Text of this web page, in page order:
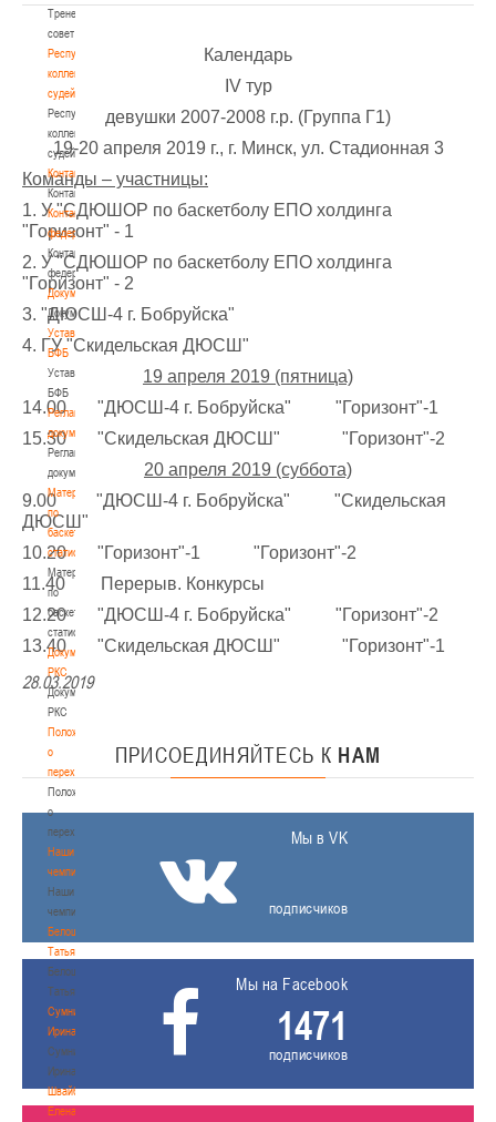
Тренерский
совет
Республиканская
коллегия
судей
Республиканская
коллегия
судей
Контакты
Контакты
Контакты
федерации
Контакты
федерации
Документы
Документы
Устав
БФБ
Устав
БФБ
Регламентирующие
документы
Регламентирующие
документы
Материалы
по
баскетбольной
статистике
Материалы
по
баскетбольной
статистике
Документы
РКС
Документы
РКС
Положение
о
переходах
Положение
о
переходах
Наши
чемпионы
Наши
чемпионы
Белошапко
Татьяна
Белошапко
Татьяна
Сумникова
Ирина
Сумникова
Ирина
Швайбович
Елена
Календарь
IV тур
девушки 2007-2008 г.р. (Группа Г1)
19-20 апреля 2019 г., г. Минск, ул. Стадионная 3
Команды – участницы:
1. У "СДЮШОР по баскетболу ЕПО холдинга
"Горизонт" - 1
2. У "СДЮШОР по баскетболу ЕПО холдинга
"Горизонт" - 2
3. "ДЮСШ-4 г. Бобруйска"
4. ГУ "Скидельская ДЮСШ"
19 апреля 2019 (пятница)
14.00 "ДЮСШ-4 г. Бобруйска" "Горизонт"-1
15.30 "Скидельская ДЮСШ" "Горизонт"-2
20 апреля 2019 (суббота)
9.00 "ДЮСШ-4 г. Бобруйска" "Скидельская
ДЮСШ"
10.20 "Горизонт"-1 "Горизонт"-2
11.40 Перерыв. Конкурсы
12.20 "ДЮСШ-4 г. Бобруйска" "Горизонт"-2
13.40 "Скидельская ДЮСШ" "Горизонт"-1
28.03.2019
ПРИСОЕДИНЯЙТЕСЬ К НАМ
Мы в VK
подписчиков
Мы на Facebook
1471
подписчиков